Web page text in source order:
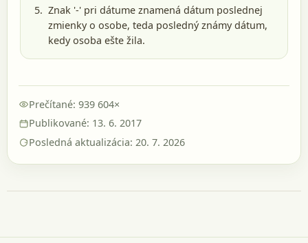
Znak '-' pri dátume znamená dátum poslednej
zmienky o osobe, teda posledný známy dátum,
kedy osoba ešte žila.
Prečítané: 939 604×
Publikované: 13. 6. 2017
Posledná aktualizácia: 20. 7. 2026